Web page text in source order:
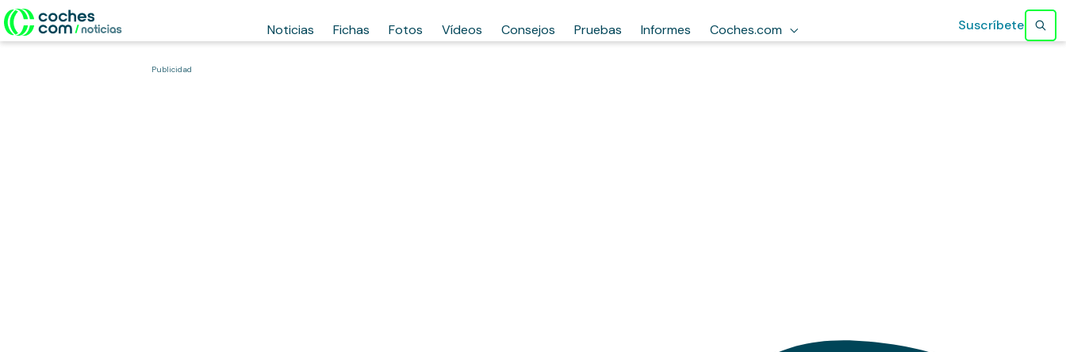
Noticias Fichas Fotos Vídeos Consejos Pruebas Informes Coches.com Suscríbete
Publicidad